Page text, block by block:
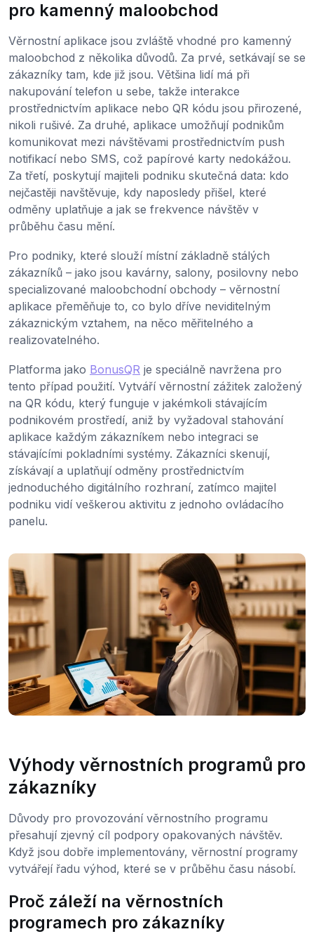
pro kamenný maloobchod
Věrnostní aplikace jsou zvláště vhodné pro kamenný
maloobchod z několika důvodů. Za prvé, setkávají se se
zákazníky tam, kde již jsou. Většina lidí má při
nakupování telefon u sebe, takže interakce
prostřednictvím aplikace nebo QR kódu jsou přirozené,
nikoli rušivé. Za druhé, aplikace umožňují podnikům
komunikovat mezi návštěvami prostřednictvím push
notifikací nebo SMS, což papírové karty nedokážou.
Za třetí, poskytují majiteli podniku skutečná data: kdo
nejčastěji navštěvuje, kdy naposledy přišel, které
odměny uplatňuje a jak se frekvence návštěv v
průběhu času mění.
Pro podniky, které slouží místní základně stálých
zákazníků – jako jsou kavárny, salony, posilovny nebo
specializované maloobchodní obchody – věrnostní
aplikace přeměňuje to, co bylo dříve neviditelným
zákaznickým vztahem, na něco měřitelného a
realizovatelného.
Platforma jako BonusQR je speciálně navržena pro
tento případ použití. Vytváří věrnostní zážitek založený
na QR kódu, který funguje v jakémkoli stávajícím
podnikovém prostředí, aniž by vyžadoval stahování
aplikace každým zákazníkem nebo integraci se
stávajícími pokladními systémy. Zákazníci skenují,
získávají a uplatňují odměny prostřednictvím
jednoduchého digitálního rozhraní, zatímco majitel
podniku vidí veškerou aktivitu z jednoho ovládacího
panelu.
Výhody věrnostních programů pro
zákazníky
Důvody pro provozování věrnostního programu
přesahují zjevný cíl podpory opakovaných návštěv.
Když jsou dobře implementovány, věrnostní programy
vytvářejí řadu výhod, které se v průběhu času násobí.
Proč záleží na věrnostních
programech pro zákazníky